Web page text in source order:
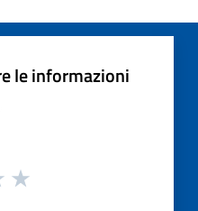
le informazioni